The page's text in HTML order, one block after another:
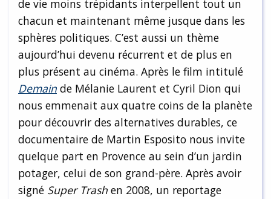
de vie moins trépidants interpellent tout un
chacun et maintenant même jusque dans les
sphères politiques. C’est aussi un thème
aujourd’hui devenu récurrent et de plus en
plus présent au cinéma. Après le film intitulé
Demain de Mélanie Laurent et Cyril Dion qui
nous emmenait aux quatre coins de la planète
pour découvrir des alternatives durables, ce
documentaire de Martin Esposito nous invite
quelque part en Provence au sein d’un jardin
potager, celui de son grand-père. Après avoir
signé Super Trash en 2008, un reportage